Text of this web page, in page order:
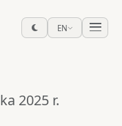
EN
2025 r.